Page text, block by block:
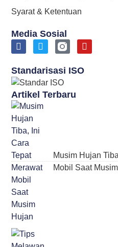
Artikel Terbaru
Musim Hujan
Mobil Saat
Syarat & Ketentuan
Media Sosial
Standarisasi ISO